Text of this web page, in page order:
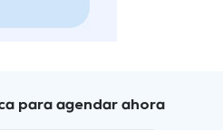
para agendar ahora